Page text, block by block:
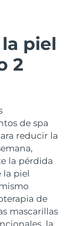
piel
2
de spa
reducir la
la pérdida
la piel
de
mascarillas
la
go
device
therapy
bucal
toothbrush
LED
prevista 8/11/26
prevista
prevista
prevista 8/15/26
prevista8/10/26
prevista
prevista